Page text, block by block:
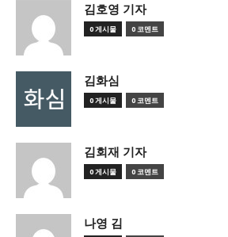
김호영 기자
0 게시물 0 코멘트
김화심
0 게시물 0 코멘트
김회재 기자
0 게시물 0 코멘트
나영 김